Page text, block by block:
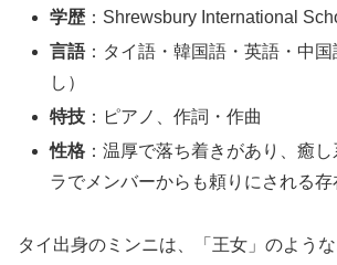
学歴 ：Shrewsbury International
言語：タイ語・韓国語・英語・中
し）
特技 ：ピアノ、作詞・作曲
性格 ：温厚で落ち着きがあり、癒
ラでメンバーからも頼りにされる存
タイ出身のミンニは、「王女」のような